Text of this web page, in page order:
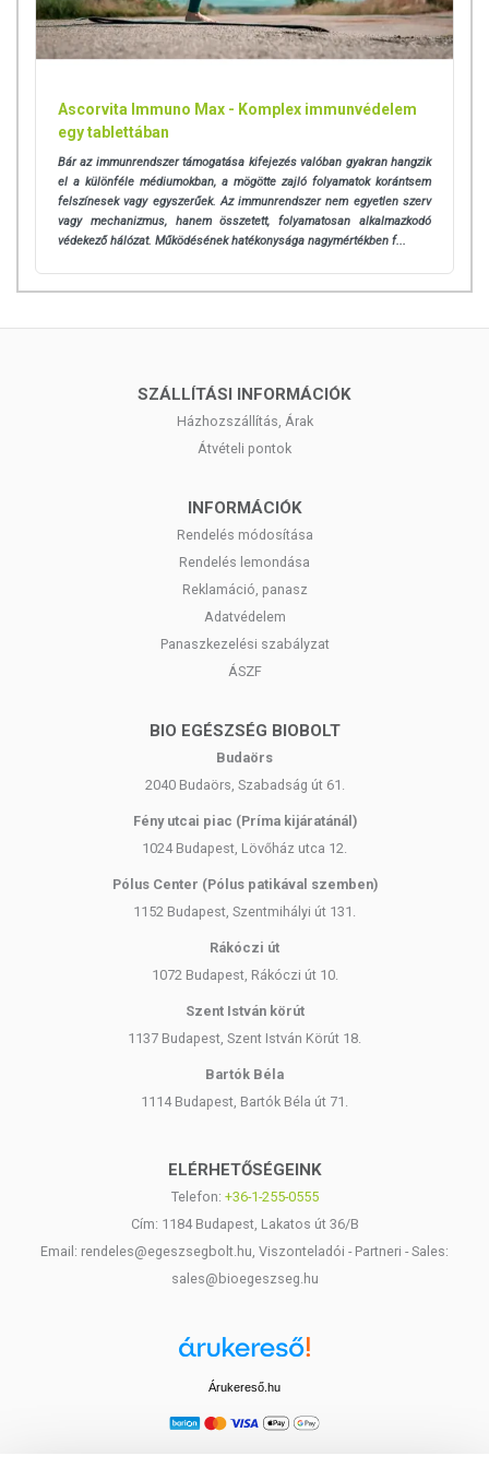
Ascorvita Immuno Max - Komplex immunvédelem
egy tablettában
Bár az immunrendszer támogatása kifejezés valóban gyakran hangzik
el a különféle médiumokban, a mögötte zajló folyamatok korántsem
felszínesek vagy egyszerűek. Az immunrendszer nem egyetlen szerv
vagy mechanizmus, hanem összetett, folyamatosan alkalmazkodó
védekező hálózat. Működésének hatékonysága nagymértékben f...
SZÁLLÍTÁSI INFORMÁCIÓK
Házhozszállítás, Árak
Átvételi pontok
INFORMÁCIÓK
Rendelés módosítása
Rendelés lemondása
Reklamáció, panasz
Adatvédelem
Panaszkezelési szabályzat
ÁSZF
BIO EGÉSZSÉG BIOBOLT
Budaörs
2040 Budaörs, Szabadság út 61.
Fény utcai piac (Príma kijáratánál)
1024 Budapest, Lövőház utca 12.
Pólus Center (Pólus patikával szemben)
1152 Budapest, Szentmihályi út 131.
Rákóczi út
1072 Budapest, Rákóczi út 10.
Szent István körút
1137 Budapest, Szent István Körút 18.
Bartók Béla
1114 Budapest, Bartók Béla út 71.
ELÉRHETŐSÉGEINK
Telefon: +36-1-255-0555
Cím: 1184 Budapest, Lakatos út 36/B
Email: rendeles@egeszsegbolt.hu, Viszonteladói - Partneri - Sales:
sales@bioegeszseg.hu
Árukereső.hu